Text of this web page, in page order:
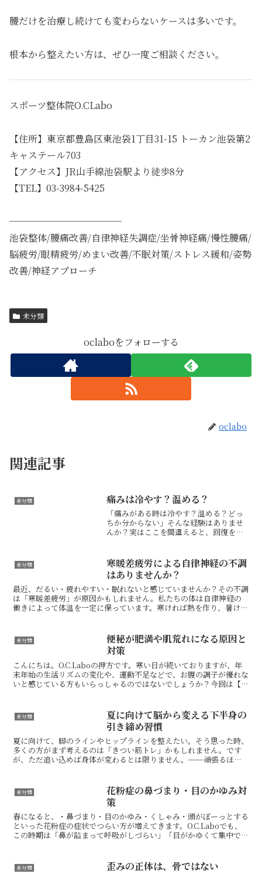
腰だけを治療し続けても変わらないケースは多いです。
根本から整えたい方は、ぜひ一度ご相談ください。
スポーツ整体院O.CLabo
【住所】東京都豊島区東池袋1丁目31-15 トーカン池袋第2
キャステール703
【アクセス】JR山手線池袋駅より徒歩8分
【TEL】03-3984-5425
────────────
池袋整体/腰痛改善/自律神経失調症/坐骨神経痛/慢性腰痛/
脳疲労/眼精疲労/めまい改善/不眠対策/ストレス緩和/姿勢
改善/神経アプローチ
未分類
oclaboをフォローする
oclabo
関連記事
未分類 痛みは冷やす？温める？
「痛みがある時は冷やす？温める？どっ
ちか分からない」そんな経験はありませ
んか？実はここを間違えると、回復を早
シンプルです。何もしていなくてもズキ
ズキ痛む。熱っぽい。赤い...
未分類
寒暖差疲労による自律神経の不調
はありませんか？
最近、だるい・疲れやすい・眠れないと感じていませんか？その不調
は「寒暖差疲労」が原因かもしれません。私たちの体は自律神経の
働きによって体温を一定に保っています。寒ければ熱を作り、暑けれ
未分類
便秘が肥満や肌荒れになる原因と
対策
こんにちは。O.C.Laboの押方です。寒い日が続いておりますが、年
末年始の生活リズムの変化や、運動不足などで、お腹の調子が優れな
いと感じている方もいらっしゃるのではないでしょうか？今回は【便
未分類
夏に向けて脳から変える下半身の
引き締め習慣
夏に向けて、脚のラインやヒップラインを整えたい。そう思った時、
多くの方がまず考えるのは「きつい筋トレ」かもしれません。です
が、ただ追い込めば身体が変わるとは限りません。──頑張るほ
未分類
花粉症の鼻づまり・目のかゆみ対
策
春になると、・鼻づまり・目のかゆみ・くしゃみ・頭がぼーっとする
といった花粉症の症状でつらい方が増えてきます。O.C.Laboでも、
この時期は「鼻が詰まって呼吸がしづらい」「目がかゆくて集中でき
未分類 歪みの正体は、骨ではない